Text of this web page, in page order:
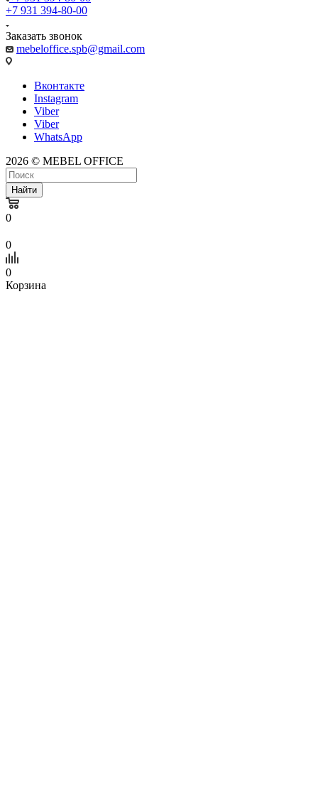
+7 931 394-80-00
Заказать звонок
mebeloffice.spb@gmail.com
Вконтакте
Instagram
Viber
Viber
WhatsApp
2026 © MEBEL OFFICE
Найти
0
0
0
Корзина